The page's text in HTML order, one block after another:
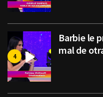
Barbie le
mal de